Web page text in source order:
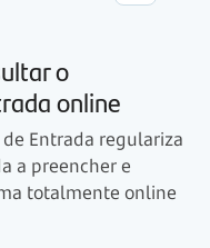
o
online
Entrada regulariza
a preencher e
totalmente online